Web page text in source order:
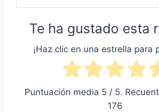
Te ha gustado esta
¡Haz clic en una estrella para
Puntuación media 5 / 5.
176